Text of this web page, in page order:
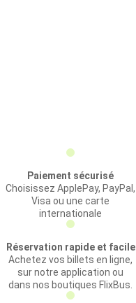
Paiement sécurisé
Choisissez ApplePay, PayPal,
Visa ou une carte
internationale
Réservation rapide et facile
Achetez vos billets en ligne,
sur notre application ou
dans nos boutiques FlixBus.